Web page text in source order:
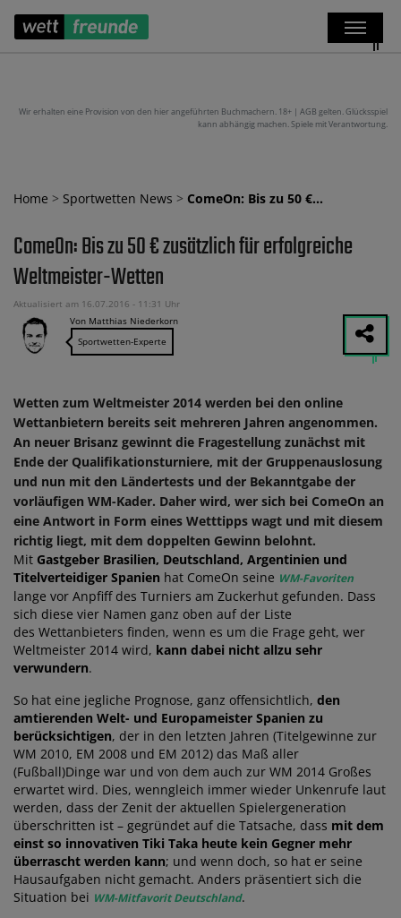
Wir erhalten eine Provision von den hier angeführten Buchmachern. 18+ | AGB gelten. Glücksspiel
kann abhängig machen. Spiele mit Verantwortung.
Home > Sportwetten News > ComeOn: Bis zu 50 €…
ComeOn: Bis zu 50 € zusätzlich für erfolgreiche
Weltmeister-Wetten
Aktualisiert am 16.07.2016 - 11:31 Uhr
Von Matthias Niederkorn
Sportwetten-Experte
Wetten zum Weltmeister 2014 werden bei den online
Wettanbietern bereits seit mehreren Jahren angenommen.
An neuer Brisanz gewinnt die Fragestellung zunächst mit
Ende der Qualifikationsturniere, mit der Gruppenauslosung
und nun mit den Ländertests und der Bekanntgabe der
vorläufigen WM-Kader. Daher wird, wer sich bei ComeOn an
eine Antwort in Form eines Wetttipps wagt und mit diesem
richtig liegt, mit dem doppelten Gewinn belohnt.
Mit Gastgeber Brasilien, Deutschland, Argentinien und
Titelverteidiger Spanien hat ComeOn seine WM-Favoriten
lange vor Anpfiff des Turniers am Zuckerhut gefunden. Dass
sich diese vier Namen ganz oben auf der Liste
des Wettanbieters finden, wenn es um die Frage geht, wer
Weltmeister 2014 wird, kann dabei nicht allzu sehr
verwundern.
So hat eine jegliche Prognose, ganz offensichtlich, den
amtierenden Welt- und Europameister Spanien zu
berücksichtigen, der in den letzten Jahren (Titelgewinne zur
WM 2010, EM 2008 und EM 2012) das Maß aller
(Fußball)Dinge war und von dem auch zur WM 2014 Großes
erwartet wird. Dies, wenngleich immer wieder Unkenrufe laut
werden, dass der Zenit der aktuellen Spielergeneration
überschritten ist – gegründet auf die Tatsache, dass mit dem
einst so innovativen Tiki Taka heute kein Gegner mehr
überrascht werden kann; und wenn doch, so hat er seine
Hausaufgaben nicht gemacht. Anders präsentiert sich die
Situation bei WM-Mitfavorit Deutschland.